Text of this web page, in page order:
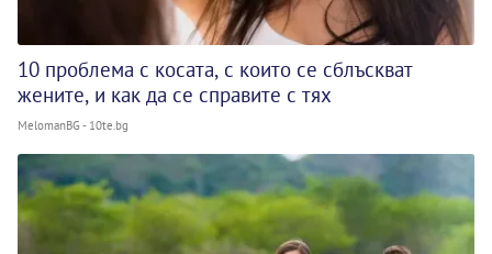
10 проблема с косата, с които се сблъскват
жените, и как да се справите с тях
MelomanBG - 10te.bg